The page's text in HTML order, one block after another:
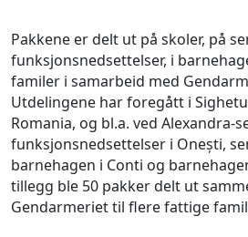
Pakkene er delt ut på skoler, på
funksjonsnedsettelser, i
familer i samarbeid med
Utdelingene har foregått i
Romania, og bl.a. ved Alexandra-
funksjonsnedsettelser i Onești,
barnehagen i Conti og
tillegg ble 50 pakker delt ut
Gendarmeriet til flere fattige